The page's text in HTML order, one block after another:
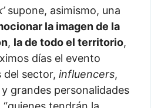
supone, asimismo, una
la imagen de la
, la de todo el territorio,
días el evento
del sector, influencers,
grandes personalidades